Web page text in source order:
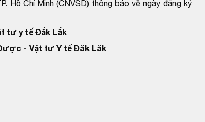
Hồ Chí Minh (CNVSD) thông báo về ngày đăng ký
tư y tế Đắk Lắk
- Vật tư Y tế Đăk Lăk